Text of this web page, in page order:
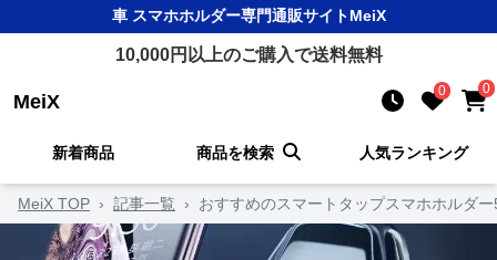
車 スマホホルダー専門通販サイトMeiX
10,000円以上のご購入で送料無料
MeiX 0 0
新着商品 商品を検索 人気ランキング
MeiX TOP › 記事一覧 › おすすめのスマートタップスマホホルダ